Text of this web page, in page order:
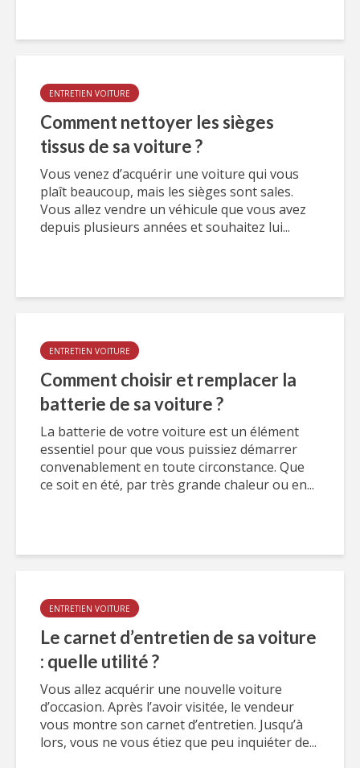
ENTRETIEN VOITURE
Comment nettoyer les sièges
tissus de sa voiture ?
Vous venez d’acquérir une voiture qui vous
plaît beaucoup, mais les sièges sont sales.
Vous allez vendre un véhicule que vous avez
depuis plusieurs années et souhaitez lui...
ENTRETIEN VOITURE
Comment choisir et remplacer la
batterie de sa voiture ?
La batterie de votre voiture est un élément
essentiel pour que vous puissiez démarrer
convenablement en toute circonstance. Que
ce soit en été, par très grande chaleur ou en...
ENTRETIEN VOITURE
Le carnet d’entretien de sa voiture
: quelle utilité ?
Vous allez acquérir une nouvelle voiture
d’occasion. Après l’avoir visitée, le vendeur
vous montre son carnet d’entretien. Jusqu’à
lors, vous ne vous étiez que peu inquiéter de...